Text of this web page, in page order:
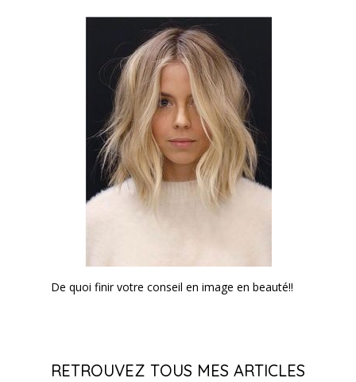
De quoi finir votre conseil en image en beauté!!
RETROUVEZ TOUS MES ARTICLES